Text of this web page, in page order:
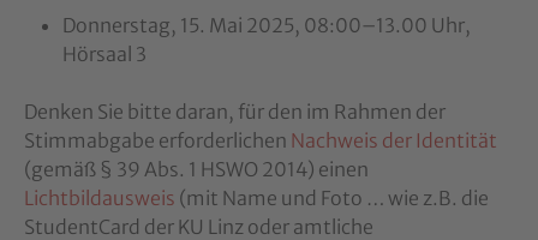
Donnerstag, 15. Mai 2025, 08:00–13.00 Uhr,
Hörsaal 3
Denken Sie bitte daran, für den im Rahmen der
Stimmabgabe erforderlichen Nachweis der Identität
(gemäß § 39 Abs. 1 HSWO 2014) einen
Lichtbildausweis (mit Name und Foto … wie z.B. die
StudentCard der KU Linz oder amtliche